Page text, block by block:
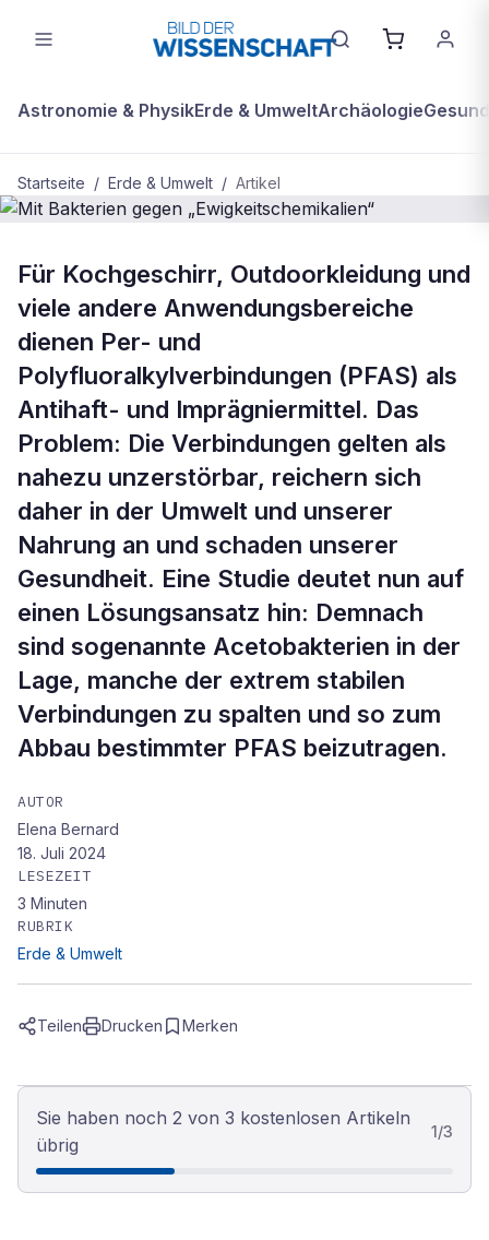
Astronomie & PhysikErde & UmweltArchäologie
Startseite / Erde & Umwelt / Artikel
BDW Plus ERDE & UMWELT
Mit Bakterien gegen
„Ewigkeitschemikalien“
Für Kochgeschirr, Outdoorkleidung und
viele andere Anwendungsbereiche
dienen Per- und
Polyfluoralkylverbindungen (PFAS) als
Antihaft- und Imprägniermittel. Das
Problem: Die Verbindungen gelten als
nahezu unzerstörbar, reichern sich
daher in der Umwelt und unserer
Nahrung an und schaden unserer
Gesundheit. Eine Studie deutet nun auf
einen Lösungsansatz hin: Demnach
sind sogenannte Acetobakterien in der
Lage, manche der extrem stabilen
Verbindungen zu spalten und so zum
Abbau bestimmter PFAS beizutragen.
AUTOR
Elena Bernard
18. Juli 2024
LESEZEIT
3 Minuten
RUBRIK
Erde & Umwelt
Teilen Drucken Merken
Sie haben noch 2 von 3 kostenlosen Artikeln
übrig
1/3